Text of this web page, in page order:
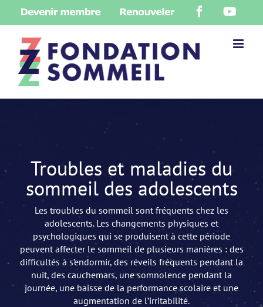
Devenir
membre
Renouveler Facebook
Troubles et maladies du
sommeil des adolescents
Les troubles du sommeil sont fréquents chez les
adolescents. Les changements physiques et
psychologiques qui se produisent à cette période
peuvent affecter le sommeil de plusieurs manières : des
difficultés à s’endormir, des réveils fréquents pendant la
nuit, des cauchemars, une somnolence pendant la
journée, une baisse de la performance scolaire et une
augmentation de l’irritabilité.